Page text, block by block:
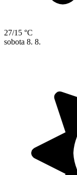
27/15 °C
sobota 8. 8.